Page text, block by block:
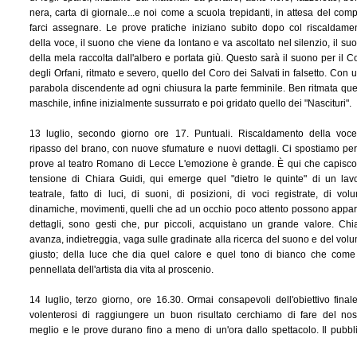
nera, carta di giornale...e noi come a scuola trepidanti, in attesa del
farci assegnare. Le prove pratiche iniziano subito dopo col
della voce, il suono che viene da lontano e va ascoltato nel silenzio, il
della mela raccolta dall'albero e portata giù. Questo sarà il suono per il
degli Orfani, ritmato e severo, quello del Coro dei Salvati in falsetto. Con
parabola discendente ad ogni chiusura la parte femminile. Ben ritmata
maschile, infine inizialmente sussurrato e poi gridato quello dei "Nascituri".
13 luglio, secondo giorno ore 17. Puntuali. Riscaldamento della
ripasso del brano, con nuove sfumature e nuovi dettagli. Ci spostiamo
prove al teatro Romano di Lecce L'emozione è grande. È qui che
tensione di Chiara Guidi, qui emerge quel "dietro le quinte" di un
teatrale, fatto di luci, di suoni, di posizioni, di voci registrate, di
dinamiche, movimenti, quelli che ad un occhio poco attento possono
dettagli, sono gesti che, pur piccoli, acquistano un grande valore.
avanza, indietreggia, vaga sulle gradinate alla ricerca del suono e del
giusto; della luce che dia quel calore e quel tono di bianco che
pennellata dell'artista dia vita al proscenio.
14 luglio, terzo giorno, ore 16.30. Ormai consapevoli dell'obiettivo
volenterosi di raggiungere un buon risultato cerchiamo di fare del
meglio e le prove durano fino a meno di un'ora dallo spettacolo. Il